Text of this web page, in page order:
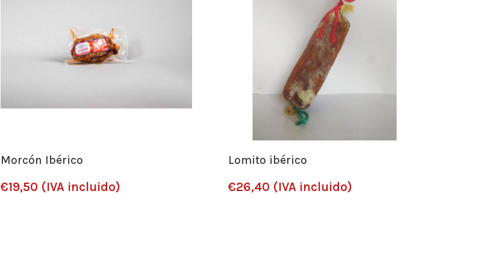
Morcón Ibérico
€19,50 (IVA incluido)
Lomito ibérico
€26,40 (IVA incluido)